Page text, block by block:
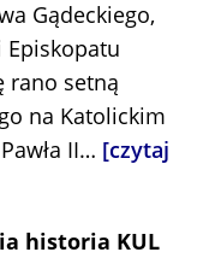
Gądeckiego,
Episkopatu
rano setną
na Katolickim
II… [czytaj
historia KUL